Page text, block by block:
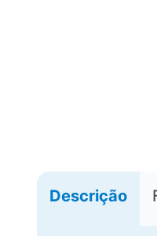
Descrição